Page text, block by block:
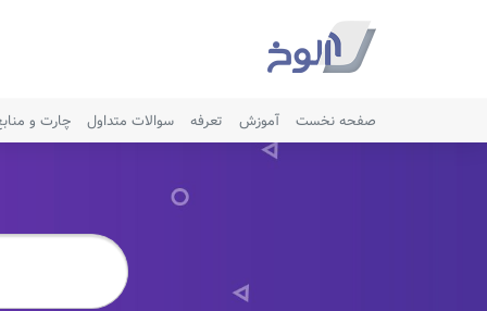
صفحه نخست آموزش تعرفه سوالات متداول چارت و